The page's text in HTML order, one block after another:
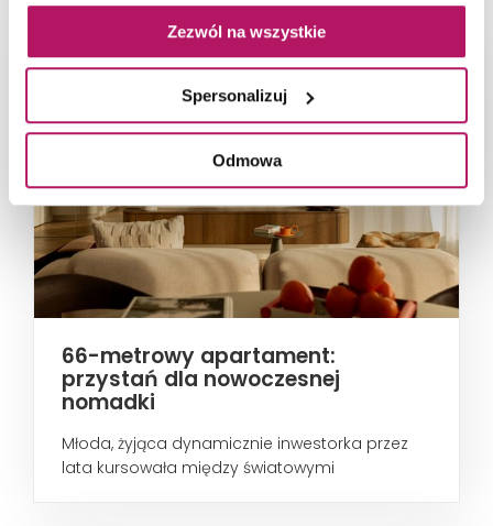
Zezwól na wszystkie
Spersonalizuj
Odmowa
66-metrowy apartament:
przystań dla nowoczesnej
nomadki
Młoda, żyjąca dynamicznie inwestorka przez
lata kursowała między światowymi